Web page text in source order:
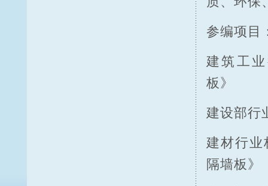
参编项目
建筑工
板》
建设部行
建材行业
隔墙板》